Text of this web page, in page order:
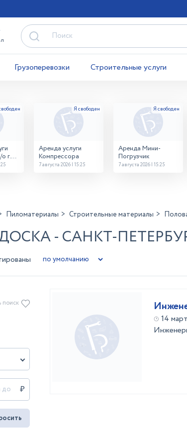
Грузоперевозки Строительные услуги
г.
Аренда услуги
Компрессора
7 августа 2026 | 15:25
Аренда Мини-
Погрузчик
7 августа 2026 | 15:25
Пиломатериалы Строительные материалы
- САНКТ-
поиск
14